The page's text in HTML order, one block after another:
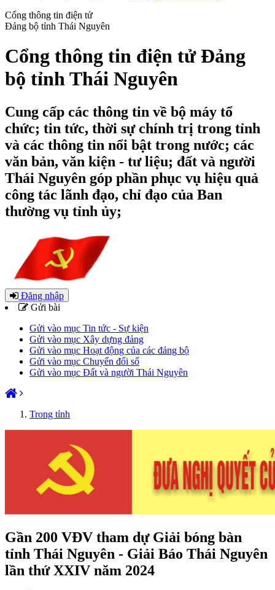
Cổng thông tin điện tử
Đảng bộ tỉnh Thái Nguyên
Cổng thông tin điện tử Đảng
bộ tỉnh Thái Nguyên
Cung cấp các thông tin về bộ máy tổ
chức; tin tức, thời sự chính trị trong tỉnh
và các thông tin nổi bật trong nước; các
văn bản, văn kiện - tư liệu; đất và người
Thái Nguyên góp phần phục vụ hiệu quả
công tác lãnh đạo, chỉ đạo của Ban
thường vụ tỉnh ủy;
Đăng nhập
Gửi bài
Gửi vào mục Tin tức - Sự kiện
Gửi vào mục Xây dựng đảng
Gửi vào mục Hoạt động của các đảng bộ
Gửi vào mục Chuyển đổi số
Gửi vào mục Đất và người Thái Nguyên
Trong tỉnh
Gần 200 VĐV tham dự Giải bóng bàn
tỉnh Thái Nguyên - Giải Báo Thái Nguyên
lần thứ XXIV năm 2024